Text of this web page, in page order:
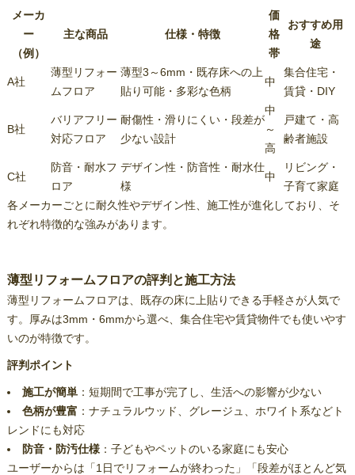
メーカ
ー
（例）
主な商品 仕様・特徴
価
格
帯
おすすめ用
途
A社
薄型リフォー
ムフロア
薄型3～6mm・既存床への上
貼り可能・多彩な色柄
中
集合住宅・
賃貸・DIY
B社
バリアフリー
対応フロア
耐傷性・滑りにくい・段差が
少ない設計
中
～
高
戸建て・高
齢者施設
C社
防音・耐水フ
ロア
デザイン性・防音性・耐水仕
様
中
リビング・
子育て家庭
各メーカーごとに耐久性やデザイン性、施工性が進化しており、そ
れぞれ特徴的な強みがあります。
薄型リフォームフロアの評判と施工方法
薄型リフォームフロアは、既存の床に上貼りできる手軽さが人気で
す。厚みは3mm・6mmから選べ、集合住宅や賃貸物件でも使いやす
いのが特徴です。
評判ポイント
施工が簡単：短期間で工事が完了し、生活への影響が少ない
色柄が豊富 ：ナチュラルウッド、グレージュ、ホワイト系などト
レンドにも対応
防音・防汚仕様：子どもやペットのいる家庭にも安心
ユーザーからは「1日でリフォームが終わった」「段差がほとんど気